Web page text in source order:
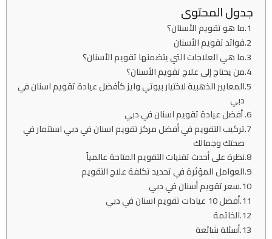
جدول المحتوى
ما هو تقويم الأسنان؟
فوائد تقويم الأسنان
ما هي العلاجات التي يتضمنها تقويم الأسنان؟
من يحتاج إلى علاج تقويم الأسنان؟
المعايير الذهبية لاختيار بيوتي وايز كأفضل عيادة تقويم اسنان في
دبي
أفضل عيادة تقويم اسنان في دبي
تركيب التقويم في أفضل مركز تقويم اسنان في دبي استثمار في
صحتك وجمالك
نظرة على أحدث تقنيات التقويم المتاحة عالمياً
العوامل المؤثرة في تحديد تكلفة علاج التقويم
سعر تقويم أسنان في دبي
أفضل 10 عيادات تقويم اسنان في دبي
الخاتمة
أسئلة شائعة